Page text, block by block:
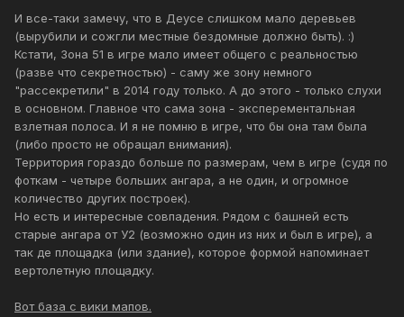
И все-таки замечу, что в Деусе слишком мало деревьев
(вырубили и сожгли местные бездомные должно быть). :)
Кстати, Зона 51 в игре мало имеет общего с реальностью
(разве что секретностью) - саму же зону немного
"рассекретили" в 2014 году только. А до этого - только слухи
в основном. Главное что сама зона - эксперементальная
взлетная полоса. И я не помню в игре, что бы она там была
(либо просто не обращал внимания).
Территория гораздо больше по размерам, чем в игре (судя по
фоткам - четыре больших ангара, а не один, и огромное
количество других построек).
Но есть и интересные совпадения. Рядом с башней есть
старые ангара от У2 (возможно один из них и был в игре), а
так де площадка (или здание), которое формой напоминает
вертолетную площадку.
Вот база с вики мапов.